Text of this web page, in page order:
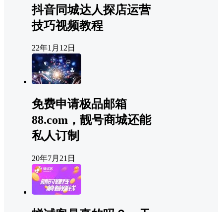
抖音同城达人探店运营
技巧视频教程
22年1月12日
免费申请极品邮箱
88.com，靓号商城还能
私人订制
20年7月21日